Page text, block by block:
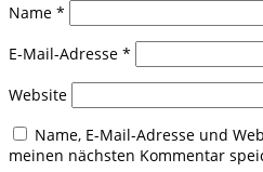
Name *
E-Mail-Adresse *
Website
Name, E-Mail-Adresse und
meinen nächsten Kommentar